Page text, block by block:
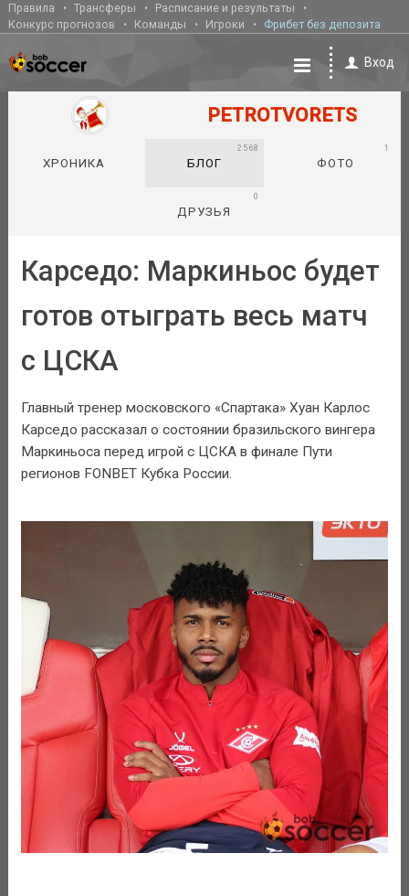
Правила Трансферы
Расписание и результаты
Конкурс прогнозов
Команды Игроки Фрибет без депозита
Вход
PETROTVORETS
ХРОНИКА БЛОГ
2568
ФОТО
1
ДРУЗЬЯ
0
Карседо: Маркиньос будет
готов отыграть весь матч
с ЦСКА
Главный тренер московского «Спартака» Хуан Карлос
Карседо рассказал о состоянии бразильского вингера
Маркиньоса перед игрой с ЦСКА в финале Пути
регионов FONBET Кубка России.